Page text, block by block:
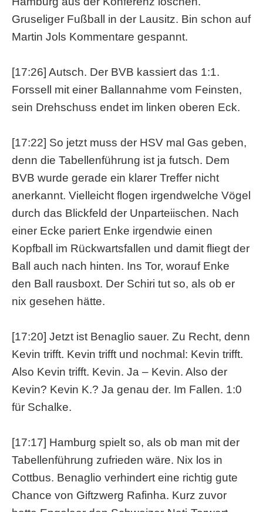
Gruseliger Fußball in der Lausitz. Bin schon auf
Martin Jols Kommentare gespannt.
[17:26] Autsch. Der BVB kassiert das 1:1.
Forssell mit einer Ballannahme vom Feinsten,
sein Drehschuss endet im linken oberen Eck.
[17:22] So jetzt muss der HSV mal Gas geben,
denn die Tabellenführung ist ja futsch. Dem
BVB wurde gerade ein klarer Treffer nicht
anerkannt. Vielleicht flogen irgendwelche Vögel
durch das Blickfeld der Unparteiischen. Nach
einer Ecke pariert Enke irgendwie einen
Kopfball im Rückwartsfallen und damit fliegt der
Ball auch nach hinten. Ins Tor, worauf Enke
den Ball rausboxt. Der Schiri tut so, als ob er
nix gesehen hätte.
[17:20] Jetzt ist Benaglio sauer. Zu Recht, denn
Kevin trifft. Kevin trifft und nochmal: Kevin trifft.
Also Kevin trifft. Kevin. Ja – Kevin. Also der
Kevin? Kevin K.? Ja genau der. Im Fallen. 1:0
für Schalke.
[17:17] Hamburg spielt so, als ob man mit der
Tabellenführung zufrieden wäre. Nix los in
Cottbus. Benaglio verhindert eine richtig gute
Chance von Giftzwerg Rafinha. Kurz zuvor